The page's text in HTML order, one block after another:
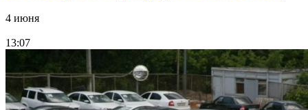
4 июня
13:07